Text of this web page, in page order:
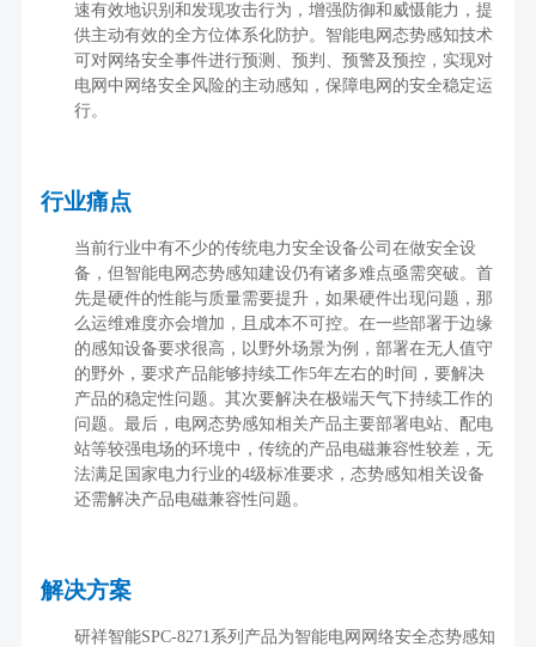
速有效地识别和发现攻击行为，增强防御和威慑能力，提
供主动有效的全方位体系化防护。智能电网态势感知技术
可对网络安全事件进行预测、预判、预警及预控，实现对
电网中网络安全风险的主动感知，保障电网的安全稳定运
行。
行业痛点
当前行业中有不少的传统电力安全设备公司在做安全设
备，但智能电网态势感知建设仍有诸多难点亟需突破。首
先是硬件的性能与质量需要提升，如果硬件出现问题，那
么运维难度亦会增加，且成本不可控。在一些部署于边缘
的感知设备要求很高，以野外场景为例，部署在无人值守
的野外，要求产品能够持续工作5年左右的时间，要解决
产品的稳定性问题。其次要解决在极端天气下持续工作的
问题。最后，电网态势感知相关产品主要部署电站、配电
站等较强电场的环境中，传统的产品电磁兼容性较差，无
法满足国家电力行业的4级标准要求，态势感知相关设备
还需解决产品电磁兼容性问题。
解决方案
研祥智能SPC-8271系列产品为智能电网网络安全态势感知